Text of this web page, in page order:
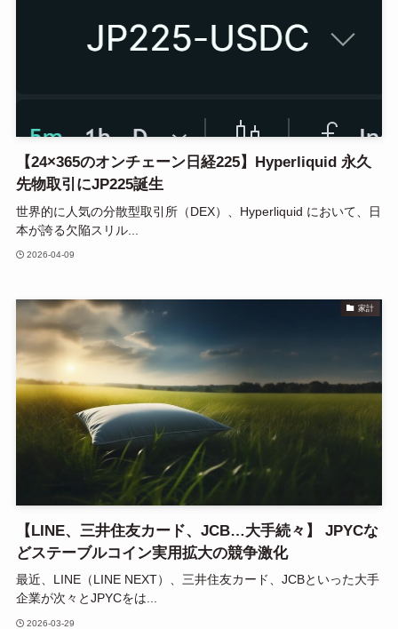
【24×365のオンチェーン日経225】Hyperliquid 永久
先物取引にJP225誕生
世界的に人気の分散型取引所（DEX）、Hyperliquid において、日
本が誇る欠陥スリル...
2026-04-09
家計
【LINE、三井住友カード、JCB…大手続々】 JPYCな
どステーブルコイン実用拡大の競争激化
最近、LINE（LINE NEXT）、三井住友カード、JCBといった大手
企業が次々とJPYCをは...
2026-03-29